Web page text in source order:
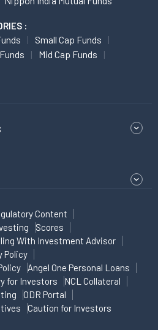
:
Small Cap Funds
Mid Cap Funds
Content
Scores
With Investment Advisor
Policy
Angel One Personal Loans
for Investors
NCL Collateral
ODR Portal
Caution for Investors